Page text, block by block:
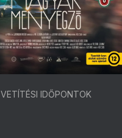
VETÍTÉSI IDŐPONTOK